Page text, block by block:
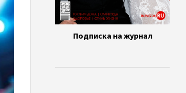
Подписка на журнал